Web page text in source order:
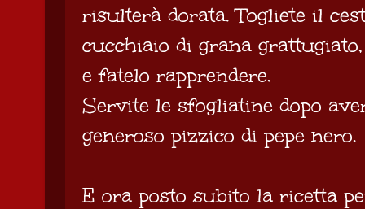
risulterà dorata. Togliete il
cucchiaio di grana
e fatelo rapprendere.
Servite le sfogliatine dopo
generoso pizzico di pepe nero.
E ora posto subito la ricetta